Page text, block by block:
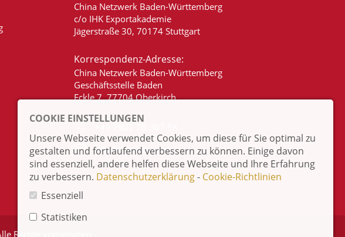
China Netzwerk Baden-Württemberg
c/o IHK Exportakademie
Jägerstraße 30, 70174 Stuttgart
Korrespondenz-Adresse:
China Netzwerk Baden-Württemberg
Geschäftsstelle Baden
Eckle 7, 77704 Oberkirch
info@china-bw.net
Rechte vorbehalten
COOKIE EINSTELLUNGEN
Unsere Webseite verwendet Cookies, um diese für Sie optimal zu
gestalten und fortlaufend verbessern zu können. Einige davon
sind essenziell, andere helfen diese Webseite und Ihre Erfahrung
zu verbessern. Datenschutzerklärung- Cookie-Richtlinien
Essenziell
Statistiken